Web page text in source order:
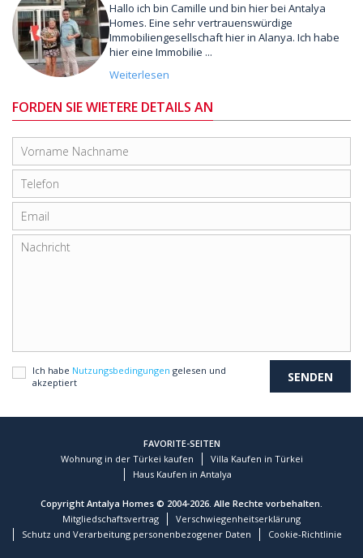
Hallo ich bin Camille und bin hier bei Antalya
Homes. Eine sehr vertrauenswürdige
Immobiliengesellschaft hier in Alanya. Ich habe
hier eine Immobilie ...
Weiterlesen
FORDEN SIE WIETERE DETAILS AN
Ich habe Nutzungsbedingungen gelesen und
akzeptiert
FAVORITE-SEITEN
Wohnung in der Türkei kaufen
Villa Kaufen in Türkei
Haus Kaufen in Antalya
Copyright Antalya Homes © 2004-2026. Alle Rechte vorbehalten.
Mitgliedschaftsvertrag
Verschwiegenheitserklärung
Schutz und Verarbeitung personenbezogener Daten
Cookie-Richtlinie